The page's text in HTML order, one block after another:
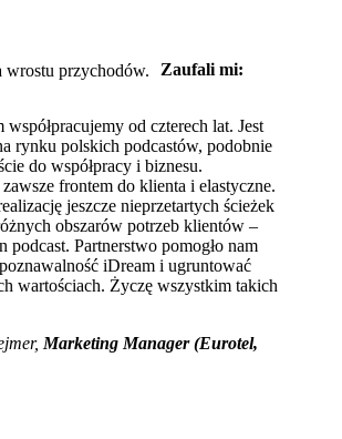
Zaufali mi:
od czterech lat. Jest
rynku polskich podcastów, podobnie
do współpracy i biznesu.
frontem do klienta i elastyczne.
jeszcze nieprzetartych ścieżek
obszarów potrzeb klientów –
podcast. Partnerstwo pomogło nam
iDream i ugruntować
wartościach. Życzę wszystkim takich
Marketing Manager (Eurotel,